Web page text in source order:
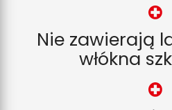
Nie zawierają
włókna